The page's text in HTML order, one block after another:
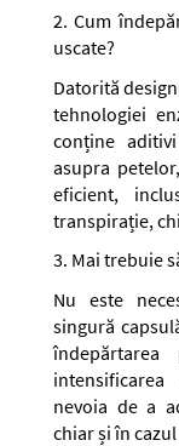
2. Cum
uscate?
Datorită
tehnologiei
conține
asupra
eficient,
transpirație,
3. Mai trebuie
Nu este
singură
nevoia de a
chiar și în